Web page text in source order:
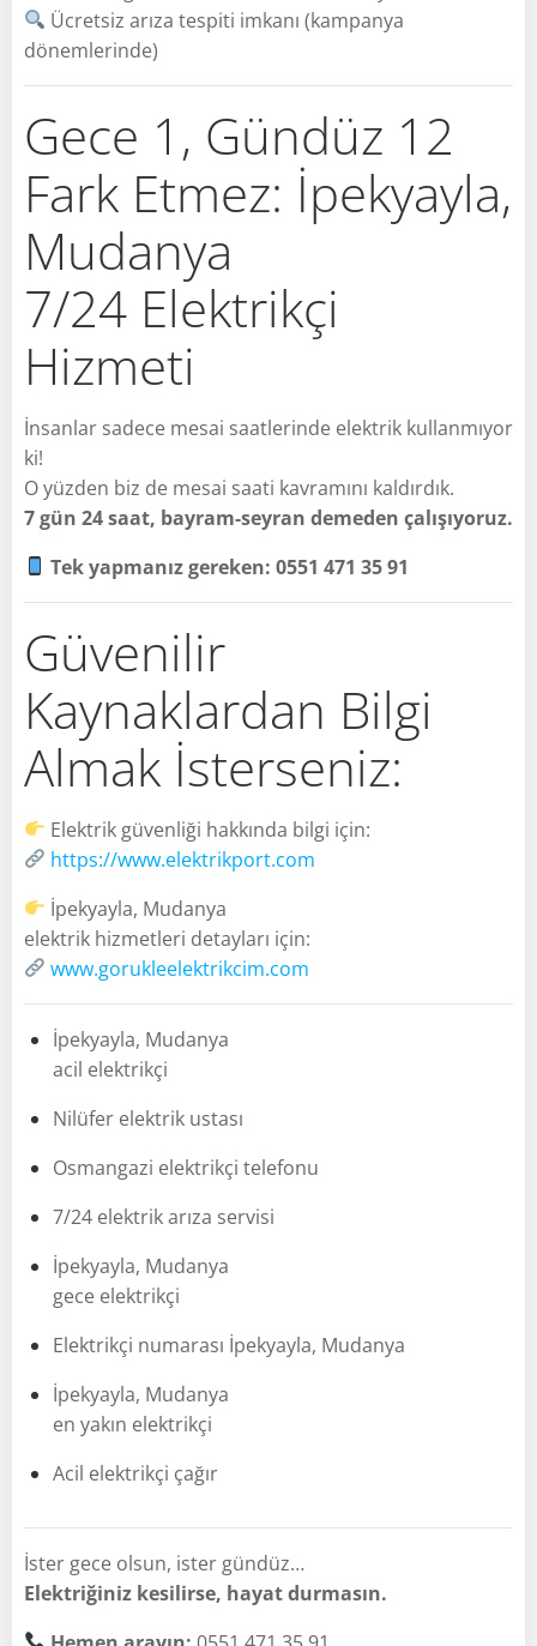
Ücretsiz arıza tespiti imkanı (kampanya
dönemlerinde)
Gece 1, Gündüz 12
Fark Etmez: İpekyayla,
Mudanya
7/24 Elektrikçi
Hizmeti
İnsanlar sadece mesai saatlerinde elektrik kullanmıyor
ki!
O yüzden biz de mesai saati kavramını kaldırdık.
7 gün 24 saat, bayram-seyran demeden çalışıyoruz.
Tek yapmanız gereken: 0551 471 35 91
Güvenilir
Kaynaklardan Bilgi
Almak İsterseniz:
Elektrik güvenliği hakkında bilgi için:
https://www.elektrikport.com
İpekyayla, Mudanya
elektrik hizmetleri detayları için:
www.gorukleelektrikcim.com
İpekyayla, Mudanya
acil elektrikçi
Nilüfer elektrik ustası
Osmangazi elektrikçi telefonu
7/24 elektrik arıza servisi
İpekyayla, Mudanya
gece elektrikçi
Elektrikçi numarası İpekyayla, Mudanya
İpekyayla, Mudanya
en yakın elektrikçi
Acil elektrikçi çağır
İster gece olsun, ister gündüz…
Elektriğiniz kesilirse, hayat durmasın.